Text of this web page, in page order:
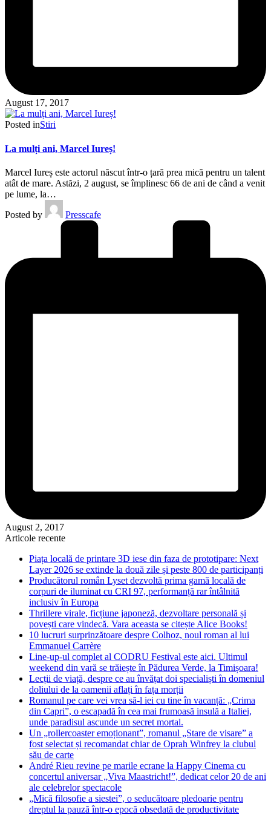
August 17, 2017
Posted inStiri
La mulți ani, Marcel Iureș!
Marcel Iureș este actorul născut într-o țară prea mică pentru un talent
atât de mare. Astăzi, 2 august, se împlinesc 66 de ani de când a venit
pe lume, la…
Posted by
Presscafe
August 2, 2017
Articole recente
Piața locală de printare 3D iese din faza de prototipare: Next
Layer 2026 se extinde la două zile și peste 800 de participanți
Producătorul român Lyset dezvoltă prima gamă locală de
corpuri de iluminat cu CRI 97, performanță rar întâlnită
inclusiv în Europa
Thrillere virale, ficțiune japoneză, dezvoltare personală și
povești care vindecă. Vara aceasta se citește Alice Books!
10 lucruri surprinzătoare despre Colhoz, noul roman al lui
Emmanuel Carrère
Line-up-ul complet al CODRU Festival este aici. Ultimul
weekend din vară se trăiește în Pădurea Verde, la Timișoara!
Lecții de viață, despre ce au învățat doi specialiști în domeniul
doliului de la oamenii aflați în fața morții
Romanul pe care vei vrea să-l iei cu tine în vacanță: „Crima
din Capri”, o escapadă în cea mai frumoasă insulă a Italiei,
unde paradisul ascunde un secret mortal.
Un „rollercoaster emoționant”, romanul „Stare de visare” a
fost selectat și recomandat chiar de Oprah Winfrey la clubul
său de carte
André Rieu revine pe marile ecrane la Happy Cinema cu
concertul aniversar „Viva Maastricht!”, dedicat celor 20 de ani
ale celebrelor spectacole
„Mică filosofie a siestei”, o seducătoare pledoarie pentru
dreptul la pauză într-o epocă obsedată de productivitate